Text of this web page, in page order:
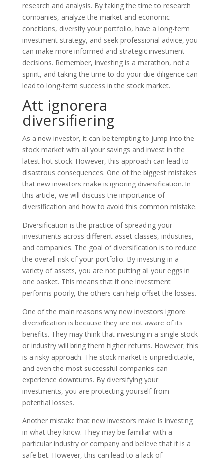
research and analysis. By taking the time to research
companies, analyze the market and economic
conditions, diversify your portfolio, have a long-term
investment strategy, and seek professional advice, you
can make more informed and strategic investment
decisions. Remember, investing is a marathon, not a
sprint, and taking the time to do your due diligence can
lead to long-term success in the stock market.
Att ignorera
diversifiering
As a new investor, it can be tempting to jump into the
stock market with all your savings and invest in the
latest hot stock. However, this approach can lead to
disastrous consequences. One of the biggest mistakes
that new investors make is ignoring diversification. In
this article, we will discuss the importance of
diversification and how to avoid this common mistake.
Diversification is the practice of spreading your
investments across different asset classes, industries,
and companies. The goal of diversification is to reduce
the overall risk of your portfolio. By investing in a
variety of assets, you are not putting all your eggs in
one basket. This means that if one investment
performs poorly, the others can help offset the losses.
One of the main reasons why new investors ignore
diversification is because they are not aware of its
benefits. They may think that investing in a single stock
or industry will bring them higher returns. However, this
is a risky approach. The stock market is unpredictable,
and even the most successful companies can
experience downturns. By diversifying your
investments, you are protecting yourself from
potential losses.
Another mistake that new investors make is investing
in what they know. They may be familiar with a
particular industry or company and believe that it is a
safe bet. However, this can lead to a lack of